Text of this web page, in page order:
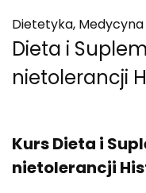
Dietetyka, Medycyna
Dieta i
nietolerancji
Kurs Dieta i
nietolerancji